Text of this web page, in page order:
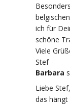
ich für
schöne
Viele
Stef
Barbara
Liebe
das hängt